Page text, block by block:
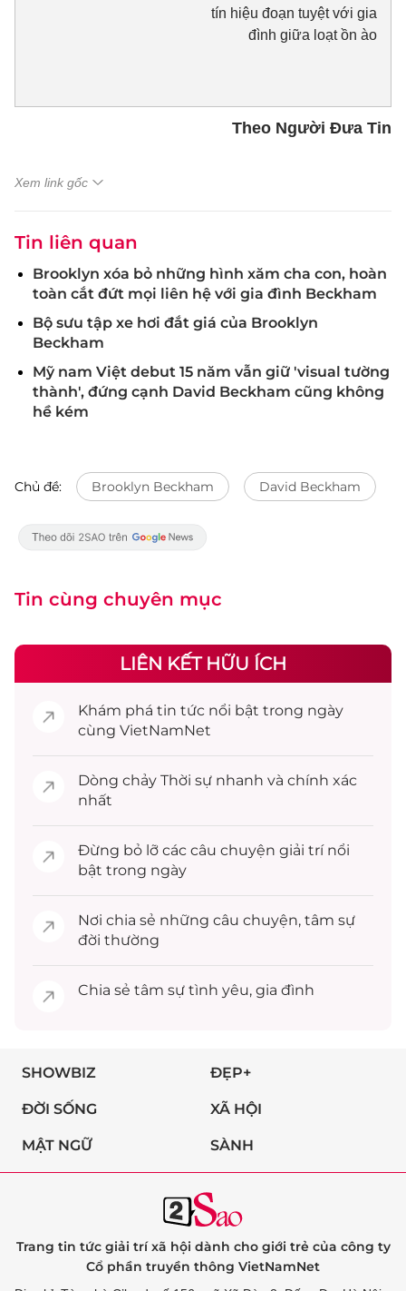
tín hiệu đoạn tuyệt với gia
đình giữa loạt ồn ào
Theo Người Đưa Tin
Xem link gốc
Tin liên quan
Brooklyn xóa bỏ những hình xăm cha con, hoàn
toàn cắt đứt mọi liên hệ với gia đình Beckham
Bộ sưu tập xe hơi đắt giá của Brooklyn
Beckham
Mỹ nam Việt debut 15 năm vẫn giữ 'visual tường
thành', đứng cạnh David Beckham cũng không
hề kém
Chủ đề: Brooklyn Beckham David Beckham
Tin cùng chuyên mục
LIÊN KẾT HỮU ÍCH
Khám phá tin tức nổi bật trong ngày
cùng VietNamNet
Dòng chảy Thời sự nhanh và chính xác
nhất
Đừng bỏ lỡ các câu chuyện giải trínổi
bật trong ngày
Nơi chia sẻ những câu chuyện, tâm sự
đời thường
Chia sẻ tâm sự tình yêu, gia đình
SHOWBIZ ĐẸP+
ĐỜI SỐNG XÃ HỘI
MẬT NGỮ SÀNH
Trang tin tức giải trí xã hội dành cho giới trẻ của công ty
Cổ phần truyền thông VietNamNet